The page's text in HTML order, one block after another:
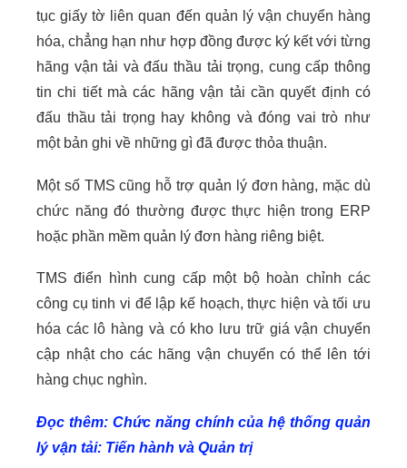
tục giấy tờ liên quan đến quản lý vận chuyển hàng
hóa, chẳng hạn như hợp đồng được ký kết với từng
hãng vận tải và đấu thầu tải trọng, cung cấp thông
tin chi tiết mà các hãng vận tải cần quyết định có
đấu thầu tải trọng hay không và đóng vai trò như
một bản ghi về những gì đã được thỏa thuận.
Một số TMS cũng hỗ trợ quản lý đơn hàng, mặc dù
chức năng đó thường được thực hiện trong ERP
hoặc phần mềm quản lý đơn hàng riêng biệt.
TMS điển hình cung cấp một bộ hoàn chỉnh các
công cụ tinh vi để lập kế hoạch, thực hiện và tối ưu
hóa các lô hàng và có kho lưu trữ giá vận chuyển
cập nhật cho các hãng vận chuyển có thể lên tới
hàng chục nghìn.
Đọc thêm: Chức năng chính của hệ thống quản
lý vận tải: Tiến hành và Quản trị